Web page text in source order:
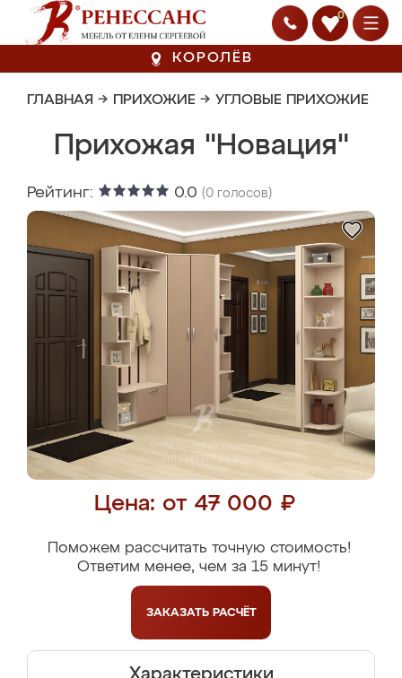
0
КОРОЛЁВ
ГЛАВНАЯ → ПРИХОЖИЕ → УГЛОВЫЕ ПРИХОЖИЕ
Прихожая "Новация"
Рейтинг: 0.0 (0 голосов)
Цена: от 47 000 ₽
Поможем рассчитать точную стоимость!
Ответим менее, чем за 15 минут!
ЗАКАЗАТЬ РАСЧЁТ
Характеристики